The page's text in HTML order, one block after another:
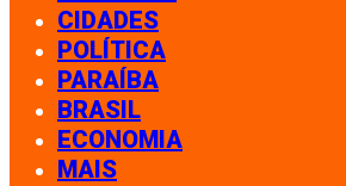
CIDADES
POLÍTICA
PARAÍBA
BRASIL
ECONOMIA
MAIS